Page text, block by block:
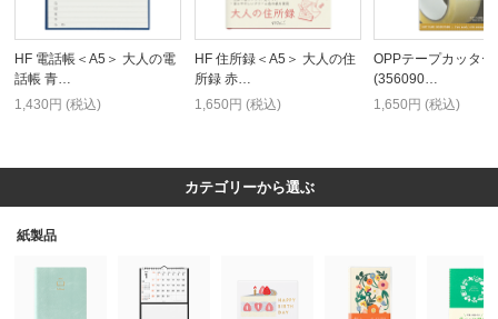
HF 電話帳＜A5＞ 大人の電
話帳 青…
1,430円 (税込)
HF 住所録＜A5＞ 大人の住
所録 赤…
1,650円 (税込)
OPPテープカッター
(356090…
1,650円 (税込)
カテゴリーから選ぶ
紙製品